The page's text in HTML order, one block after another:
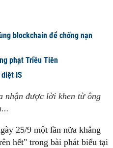
blockchain để chống nạn
phạt Triều Tiên
IS
nhận được lời khen từ ông
25/9 một lần nữa khẳng
hết" trong bài phát biểu tại